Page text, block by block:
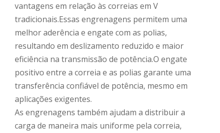
vantagens em relação às correias em V
tradicionais.Essas engrenagens permitem uma
melhor aderência e engate com as polias,
resultando em deslizamento reduzido e maior
eficiência na transmissão de potência.O engate
positivo entre a correia e as polias garante uma
transferência confiável de potência, mesmo em
aplicações exigentes.
As engrenagens também ajudam a distribuir a
carga de maneira mais uniforme pela correia,